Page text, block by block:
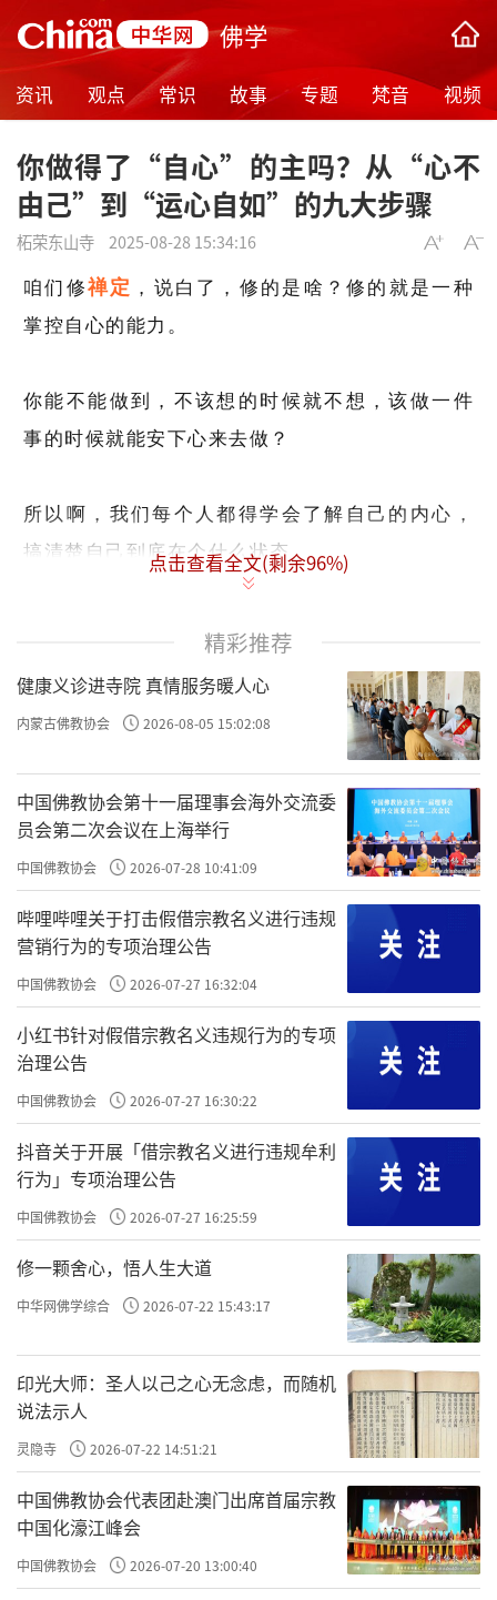
佛学
资讯 观点 常识 故事 专题 梵音 视频
你做得了“自心”的主吗？从“心不
由己”到“运心自如”的九大步骤
柘荣东山寺 2025-08-28 15:34:16
咱们修禅定 ，说白了，修的是啥？修的就是一种
掌控自心的能力。
你能不能做到，不该想的时候就不想，该做一件
事的时候就能安下心来去做？
所以啊，我们每个人都得学会了解自己的内心，
搞清楚自己到底在个什么状态。
这个“九住心”呢，就好比是一个从“不会用
整个过程，就是为了让心能安住，既没有散乱，
也能牢牢地缘在一个地方、维持得住。等到没有
昏沉了，你再慢慢地把劲儿松开，学会不用力，
别死死地抓着你那个所缘境。
只要能维持住，那个力量用得越小、越松，效果
就越好（当然了，可不是让你懈怠放逸啊），慢
慢地就能达到一种“等持”的状态。
你要是一直在那儿使猛劲，作意太强，那心就会
很粗，是没办法得定的。
要知道，在修定、训练心专注的这个过程中，每
一个阶段都有它深、浅、粗、细的差别。
那什么叫“住心”呢？
就是你的心，能专注在所缘境上，并且能专注多
久。这个能力，就是“住心”。而这九个层次的“住
心”，它们共通的一个特点，就是没有散乱。
“九住心”这个工具特别好，它可以帮我们判断自己
修到哪一步了，就像一面镜子，可以随时拿来分
点击查看全文(剩余96%)
精彩推荐
健康义诊进寺院 真情服务暖人心
内蒙古佛教协会 2026-08-05 15:02:08
中国佛教协会第十一届理事会海外交流委
员会第二次会议在上海举行
中国佛教协会 2026-07-28 10:41:09
哔哩哔哩关于打击假借宗教名义进行违规
营销行为的专项治理公告
中国佛教协会 2026-07-27 16:32:04
小红书针对假借宗教名义违规行为的专项
治理公告
中国佛教协会 2026-07-27 16:30:22
抖音关于开展「借宗教名义进行违规牟利
行为」专项治理公告
中国佛教协会 2026-07-27 16:25:59
修一颗舍心，悟人生大道
中华网佛学综合 2026-07-22 15:43:17
印光大师：圣人以己之心无念虑，而随机
说法示人
灵隐寺 2026-07-22 14:51:21
中国佛教协会代表团赴澳门出席首届宗教
中国化濠江峰会
中国佛教协会 2026-07-20 13:00:40